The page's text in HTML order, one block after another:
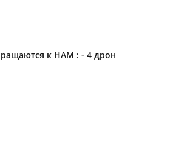
к НАМ : - 4 дрон